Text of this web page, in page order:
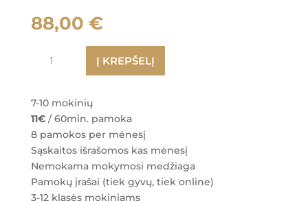
88,00 €
kiekis:
mokymo
planas
kart./savait.,
Į KREPŠELĮ
7-10 mokinių
11€/ 60min. pamoka
8 pamokos per mėnesį
Sąskaitos išrašomos kas mėnesį
Nemokama mokymosi medžiaga
Pamokų įrašai (tiek gyvų, tiek online)
3-12 klasės mokiniams